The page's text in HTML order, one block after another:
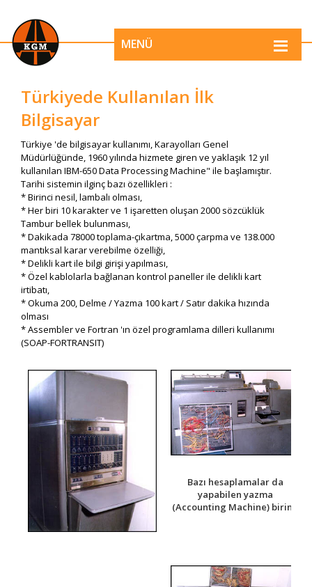
MENÜ
Türkiyede Kullanılan İlk
Bilgisayar
Türkiye 'de bilgisayar kullanımı, Karayolları Genel
Müdürlüğünde, 1960 yılında hizmete giren ve yaklaşık 12 yıl
kullanılan IBM-650 Data Processing Machine" ile başlamıştır.
Tarihi sistemin ilginç bazı özellikleri :
* Birinci nesil, lambalı olması,
* Her biri 10 karakter ve 1 işaretten oluşan 2000 sözcüklük
Tambur bellek bulunması,
* Dakikada 78000 toplama-çıkartma, 5000 çarpma ve 138.000
mantıksal karar verebilme özelliği,
* Delikli kart ile bilgi girişi yapılması,
* Özel kablolarla bağlanan kontrol paneller ile delikli kart
irtibatı,
* Okuma 200, Delme / Yazma 100 kart / Satır dakika hızında
olması​
* Assembler ve Fortran 'ın özel programlama dilleri kullanımı
(SOAP-FORTRANSIT)
Bazı hesaplamalar da
yapabilen yazma
(Accounting Machine) birimi